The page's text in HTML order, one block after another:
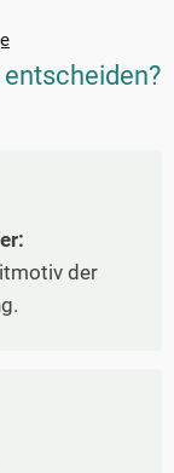
entscheiden?
der